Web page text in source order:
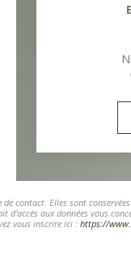
contact. Elles sont
aux données vous
vous inscrire ici : https://